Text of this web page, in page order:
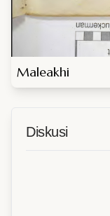
Maleakhi
Diskusi